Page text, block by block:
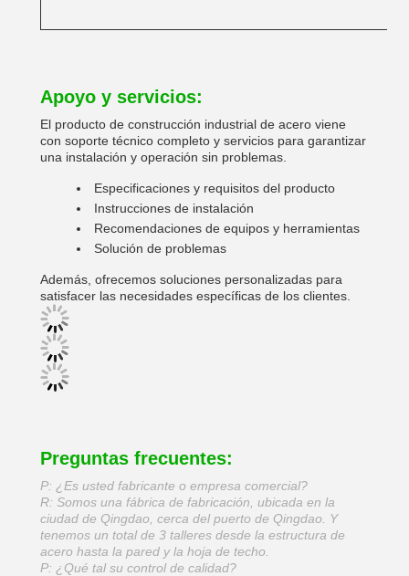
Apoyo y servicios:
El producto de construcción industrial de acero viene
con soporte técnico completo y servicios para garantizar
una instalación y operación sin problemas.
Especificaciones y requisitos del producto
Instrucciones de instalación
Recomendaciones de equipos y herramientas
Solución de problemas
Además, ofrecemos soluciones personalizadas para
satisfacer las necesidades específicas de los clientes.
Preguntas frecuentes:
P: ¿Es usted fabricante o empresa comercial?
R: Somos una fábrica de fabricación, ubicada en la
ciudad de Qingdao, cerca del puerto de Qingdao. Y
tenemos un total de 3 talleres desde la estructura de
acero hasta la pared y la hoja de techo.
P: ¿Qué tal su control de calidad?